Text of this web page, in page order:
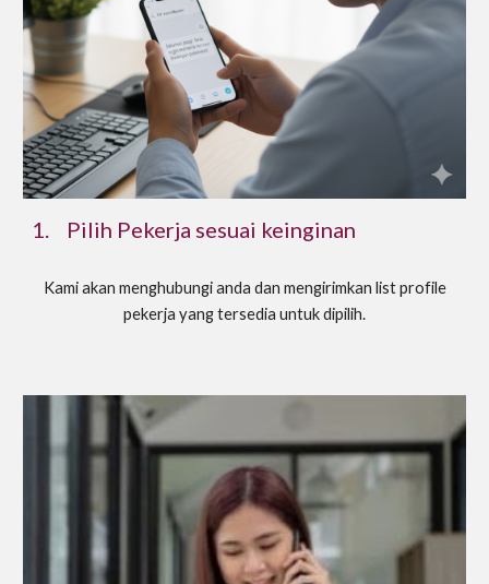
1. Pilih Pekerja sesuai keinginan
Kami akan menghubungi anda dan mengirimkan list profile
pekerja yang tersedia untuk dipilih.